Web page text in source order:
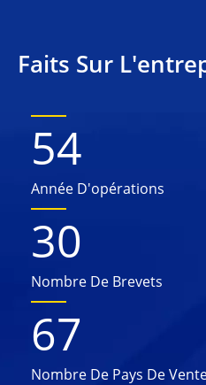
Faits Sur
54
Année D'opérations
30
Nombre De Brevets
67
Nombre De Pays De